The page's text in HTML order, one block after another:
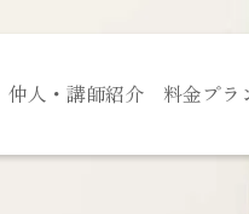
仲人・講師紹介 料金プラ